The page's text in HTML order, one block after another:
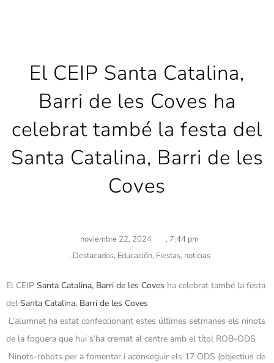
El CEIP Santa Catalina,
Barri de les Coves ha
celebrat també la festa del
Santa Catalina, Barri de les
Coves
noviembre 22, 2024 , 7:44 pm
, Destacados, Educación, Fiestas, noticias
El CEIP Santa Catalina, Barri de les Coves ha celebrat també la festa
del Santa Catalina, Barri de les Coves
L’alumnat ha estat confeccionant estes últimes setmanes els ninots
de la foguera que hui s’ha cremat al centre amb el títol ROB-ODS
Ninots-robots per a fomentar i aconseguir els 17 ODS (objectius de